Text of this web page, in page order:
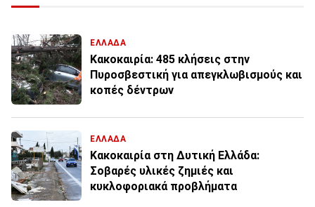
ΕΛΛΑΔΑ
Κακοκαιρία: 485 κλήσεις στην
Πυροσβεστική για απεγκλωβισμούς και
κοπές δέντρων
ΕΛΛΑΔΑ
Κακοκαιρία στη Δυτική Ελλάδα:
Σοβαρές υλικές ζημιές και
κυκλοφοριακά προβλήματα